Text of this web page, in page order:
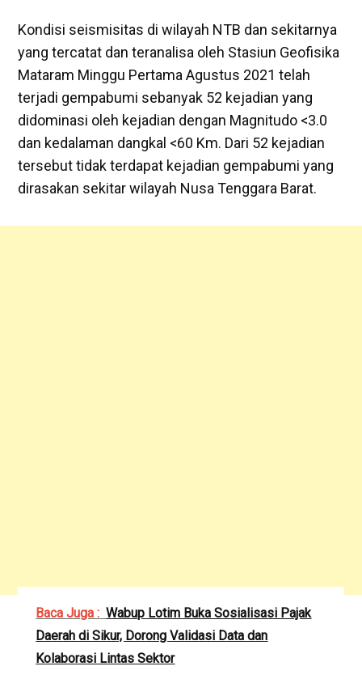
Kondisi seismisitas di wilayah NTB dan sekitarnya
yang tercatat dan teranalisa oleh Stasiun Geofisika
Mataram Minggu Pertama Agustus 2021 telah
terjadi gempabumi sebanyak 52 kejadian yang
didominasi oleh kejadian dengan Magnitudo <3.0
dan kedalaman dangkal <60 Km. Dari 52 kejadian
tersebut tidak terdapat kejadian gempabumi yang
dirasakan sekitar wilayah Nusa Tenggara Barat.
Baca Juga : Wabup Lotim Buka Sosialisasi Pajak
Daerah di Sikur, Dorong Validasi Data dan
Kolaborasi Lintas Sektor